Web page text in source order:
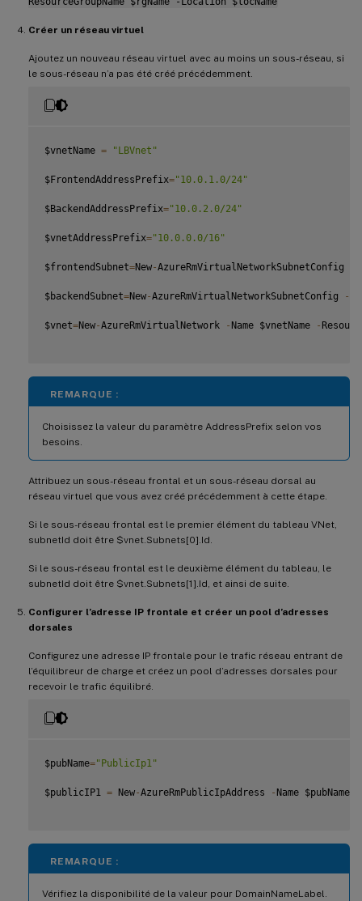
Créer un réseau virtuel
Ajoutez un nouveau réseau virtuel avec au moins un sous-réseau, si
le sous-réseau n’a pas été créé précédemment.
$vnetName = "LBVnet"
$FrontendAddressPrefix="10.0.1.0/24"
$BackendAddressPrefix="10.0.2.0/24"
$vnetAddressPrefix="10.0.0.0/16"
$frontendSubnet=New-AzureRmVirtualNetworkSubnetConfig
$backendSubnet=New-AzureRmVirtualNetworkSubnetConfig -
$vnet=New-AzureRmVirtualNetwork - Name $vnetName -
REMARQUE :
Choisissez la valeur du paramètre AddressPrefix selon vos
besoins.
Attribuez un sous-réseau frontal et un sous-réseau dorsal au
réseau virtuel que vous avez créé précédemment à cette étape.
Si le sous-réseau frontal est le premier élément du tableau VNet,
subnetId doit être $vnet.Subnets[0].Id.
Si le sous-réseau frontal est le deuxième élément du tableau, le
subnetId doit être $vnet.Subnets[1].Id, et ainsi de suite.
Configurer l’adresse IP frontale et créer un pool d’adresses
dorsales
Configurez une adresse IP frontale pour le trafic réseau entrant de
l’équilibreur de charge et créez un pool d’adresses dorsales pour
recevoir le trafic équilibré.
$pubName="PublicIp1"
$publicIP1 = New-AzureRmPublicIpAddress - Name $pubName
REMARQUE :
Vérifiez la disponibilité de la valeur pour DomainNameLabel.